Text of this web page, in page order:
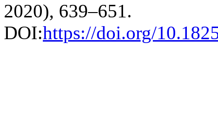
2020), 639–651.
DOI:https://doi.org/